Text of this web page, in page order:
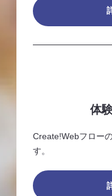
体
Create!Webフロー
す。